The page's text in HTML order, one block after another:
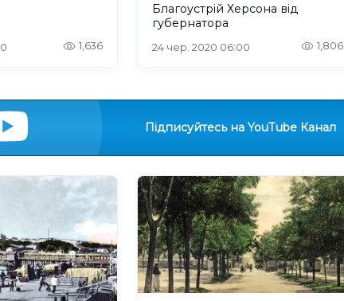
1,636
Благоустрій Херсона від
губернатора
24 чер. 2020 06:00 1,806
Підписуйтесь на YouTube Канал